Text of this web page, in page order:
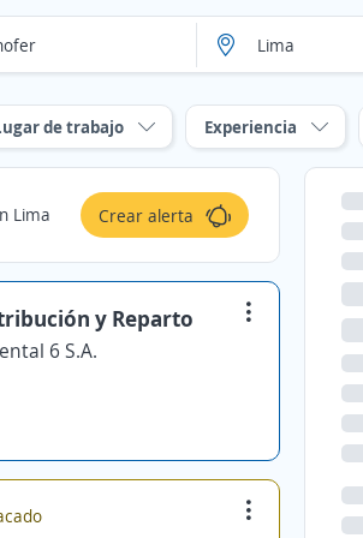
de trabajo Experiencia
Lima Crear alerta
y Reparto
6 S.A.